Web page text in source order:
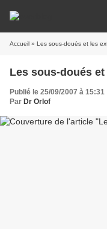
Accueil » Les sous-doués et les
Les sous-doués
Publié le 25/09/2007 à 15:31
Par Dr Orlof